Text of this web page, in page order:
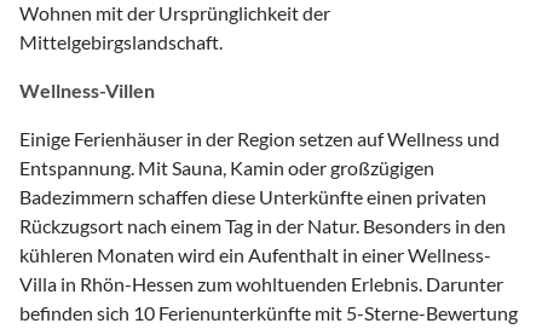
Wohnen mit der Ursprünglichkeit der
Mittelgebirgslandschaft.
Wellness-Villen
Einige Ferienhäuser in der Region setzen auf Wellness und
Entspannung. Mit Sauna, Kamin oder großzügigen
Badezimmern schaffen diese Unterkünfte einen privaten
Rückzugsort nach einem Tag in der Natur. Besonders in den
kühleren Monaten wird ein Aufenthalt in einer Wellness-
Villa in Rhön-Hessen zum wohltuenden Erlebnis. Darunter
befinden sich 10 Ferienunterkünfte mit 5-Sterne-Bewertung